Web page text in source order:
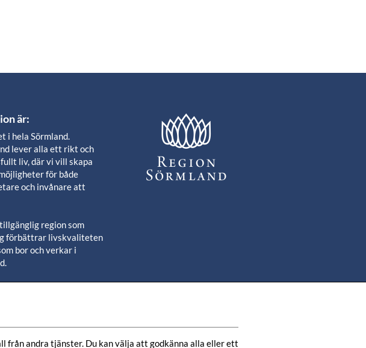
är:
i hela Sörmland.
lever alla ett rikt och
liv, där vi vill skapa
för både
och invånare att
region som
förbättrar livskvaliteten
bor och verkar i
från andra tjänster. Du kan välja att godkänna alla eller ett